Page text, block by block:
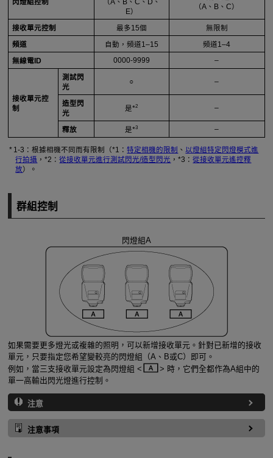
閃燈組控制
（A、B、C、D、
E）
（A、B、C）
接收單元控制 最多15個 無限制
頻道 自動，頻道1–15 頻道1–4
無線電ID 0000-9999 –
接收單元控
制
測試閃
光
○ –
造型閃
光
是*2 –
釋放 是*3 –
1-3：根據相機不同而有限制（*1：特定相機的限制 、 以燈組特定閃燈模式進
行拍攝 ，*2：從接收單元進行測試閃光/造型閃光 ，*3：從接收單元遙控釋
放 ）。
群組控制
閃燈組A
如果需要更多燈光或複雜的照明，可以新增接收單元。針對已新增的接收
單元，只要指定您希望變較亮的閃燈組（A、B或C）即可。
例如，當三支接收單元設定為閃燈組
時，它們全都作為A組中的
單一高輸出閃光燈進行控制。
注意
注意事項